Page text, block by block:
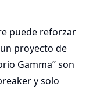
puede reforzar
proyecto de
Gamma” son
y solo